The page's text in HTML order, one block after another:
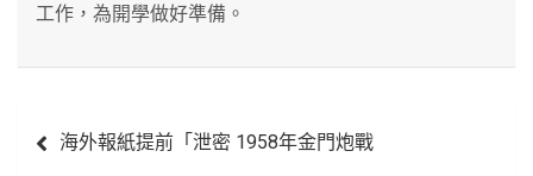
工作，為開學做好準備。
章
海外報紙提前「泄密 1958年金門炮戰